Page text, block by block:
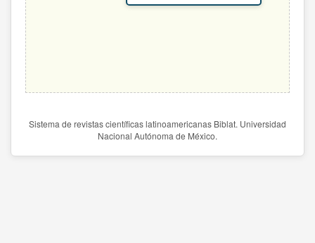
Sistema de revistas científicas latinoamericanas Biblat. Universidad
Nacional Autónoma de México.